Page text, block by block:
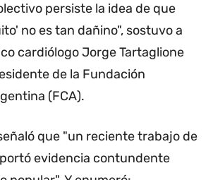
persiste la idea de que
no es tan dañino", sostuvo a
cardiólogo Jorge Tartaglione
de la Fundación
(FCA).
que "un reciente trabajo de
evidencia contundente